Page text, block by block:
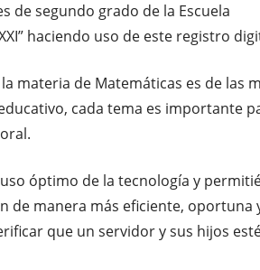
de segundo grado de la Escuela
haciendo uso de este registro
materia de Matemáticas es de las
cada tema es importante
óptimo de la tecnología y
de manera más eficiente, oportuna
que un servidor y sus hijos